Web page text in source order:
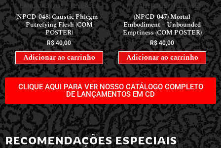
LANÇAMENTOS // RELEASES
(NPCD-048) Caustic Phlegm –
Putrefying Flesh (COM
POSTER)
R$ 40,00
Adicionar ao carrinho
LANÇAMENTOS // RELEASES
(NPCD-047) Mortal
Embodiment – Unbounded
Emptiness (COM POSTER)
R$40,00
Adicionar ao carrinho
CLIQUE AQUI PARA VER NOSSO CATÁLOGO COMPLETO
DE LANÇAMENTOS EM CD
RECOMENDAÇÕES ESPECIAIS